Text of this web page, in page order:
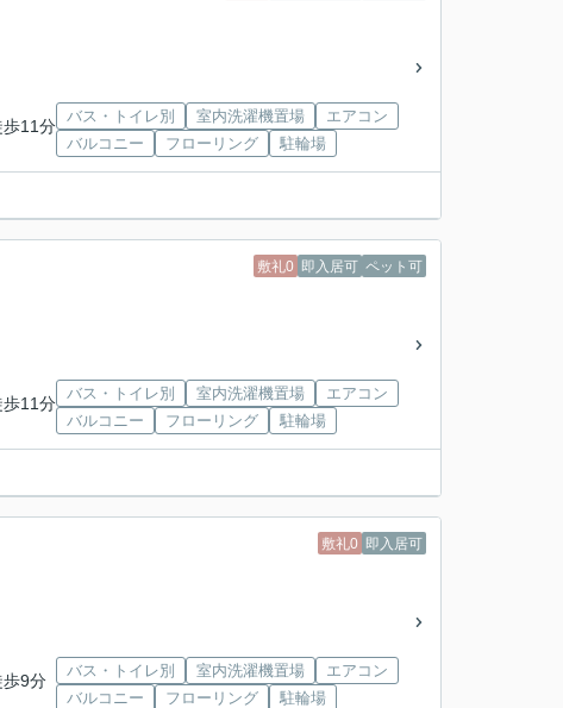
歩11分
バス・トイレ別 室内洗濯機置場
エアコン
バルコニー
フローリング 駐輪場
敷礼0 即入居可 ペット可
歩11分
バス・トイレ別 室内洗濯機置場
エアコン
バルコニー
フローリング 駐輪場
敷礼0 即入居可
歩9分
バス・トイレ別 室内洗濯機置場
エアコン
バルコニー
フローリング 駐輪場